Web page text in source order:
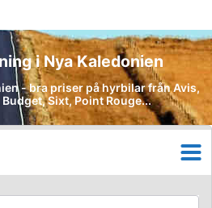
i Nya Kaledonien
- bra priser på hyrbilar från Avis,
Sixt, Point Rouge...